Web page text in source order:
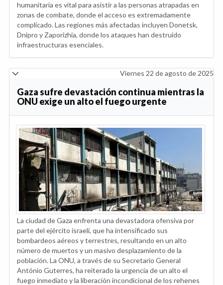
humanitaria es vital para asistir a las personas atrapadas en
zonas de combate, donde el acceso es extremadamente
complicado. Las regiones más afectadas incluyen Donetsk,
Dnipro y Zaporizhia, donde los ataques han destruido
infraestructuras esenciales.
Viernes 22 de agosto de 2025
Gaza sufre devastación continua mientras la
ONU exige un alto el fuego urgente
La ciudad de Gaza enfrenta una devastadora ofensiva por
parte del ejército israelí, que ha intensificado sus
bombardeos aéreos y terrestres, resultando en un alto
número de muertos y un masivo desplazamiento de la
población. La ONU, a través de su Secretario General
António Guterres, ha reiterado la urgencia de un alto el
fuego inmediato y la liberación incondicional de los rehenes